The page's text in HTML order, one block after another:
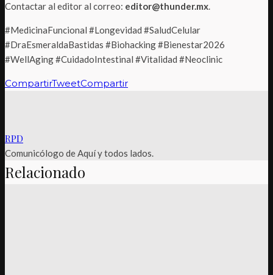
Contactar al editor al correo: editor@thunder.mx.
#MedicinaFuncional #Longevidad #SaludCelular
#DraEsmeraldaBastidas #Biohacking #Bienestar2026
#WellAging #CuidadoIntestinal #Vitalidad #Neoclinic
CompartirTweetCompartir
RPD
Comunicólogo de Aquí y todos lados.
Relacionado